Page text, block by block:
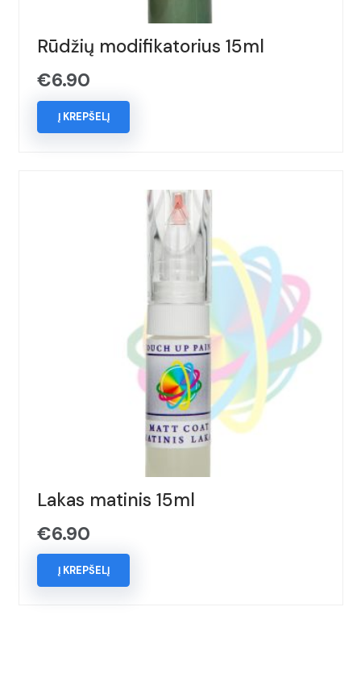
Rūdžių modifikatorius 15ml
€6.90
Į KREPŠELĮ
Lakas matinis 15ml
€6.90
Į KREPŠELĮ